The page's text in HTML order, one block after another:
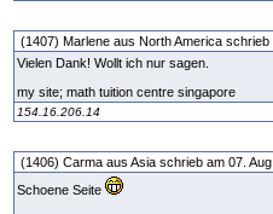
(1407) Marlene aus North America schrieb
Vielen Dank! Wollt ich nur sagen.
my site; math tuition centre singapore
154.16.206.14
(1406) Carma aus Asia schrieb am 07.
Schoene Seite